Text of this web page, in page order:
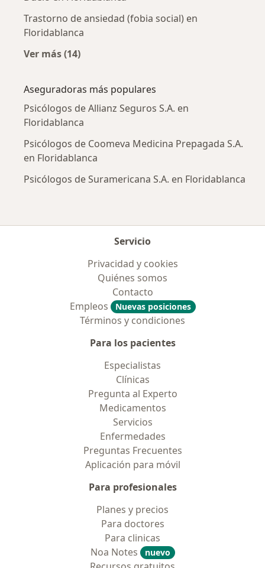
Trastorno de ansiedad (fobia social) en
Floridablanca
Ver más (14)
Aseguradoras más populares
Psicólogos de Allianz Seguros S.A. en
Floridablanca
Psicólogos de Coomeva Medicina Prepagada S.A.
en Floridablanca
Psicólogos de Suramericana S.A. en Floridablanca
Servicio
Privacidad y cookies
Quiénes somos
Contacto
Empleos
Nuevas posiciones
Términos y condiciones
Para los pacientes
Especialistas
Clínicas
Pregunta al Experto
Medicamentos
Servicios
Enfermedades
Preguntas Frecuentes
Aplicación para móvil
Para profesionales
Planes y precios
Para doctores
Para clinicas
Noa Notes
nuevo